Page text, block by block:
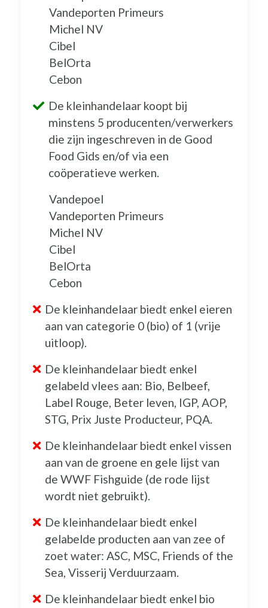
Vandeporten Primeurs
Michel NV
Cibel
BelOrta
Cebon
De kleinhandelaar koopt bij
minstens 5 producenten/verwerkers
die zijn ingeschreven in de Good
Food Gids en/of via een
coöperatieve werken.
Vandepoel
Vandeporten Primeurs
Michel NV
Cibel
BelOrta
Cebon
De kleinhandelaar biedt enkel eieren
aan van categorie 0 (bio) of 1 (vrije
uitloop).
De kleinhandelaar biedt enkel
gelabeld vlees aan: Bio, Belbeef,
Label Rouge, Beter leven, IGP, AOP,
STG, Prix Juste Producteur, PQA.
De kleinhandelaar biedt enkel vissen
aan van de groene en gele lijst van
de WWF Fishguide (de rode lijst
wordt niet gebruikt).
De kleinhandelaar biedt enkel
gelabelde producten aan van zee of
zoet water: ASC, MSC, Friends of the
Sea, Visserij Verduurzaam.
De kleinhandelaar biedt enkel bio